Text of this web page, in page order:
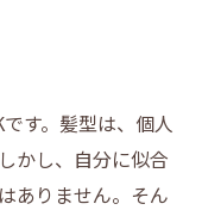
す。髪型は、個人
かし、自分に似合
ありません。そん